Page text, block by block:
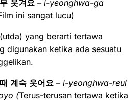
웃겨요 – i-yeonghwa-ga
ini sangat lucu)
yang berarti tertawa
digunakan ketika ada sesuatu
계숙 웃어요 – i-yeonghwa-reul
(Terus-terusan tertawa ketika